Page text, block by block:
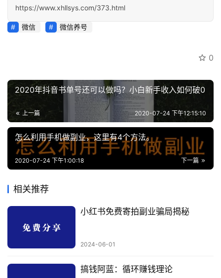
https://www.xhllsys.com/373.html
微信 微信养号
0
2020年抖音书单号还可以做吗？小白新手收入如何破0
上一篇 2020-07-24 下午12:15:10
怎么利用手机做副业，这里有4个方法。
下一篇
2020-07-24 下午1:00:18
相关推荐
小红书免费寄拍副业骗局揭秘
2024-06-01
搞钱阿蓝：循环赚钱理论